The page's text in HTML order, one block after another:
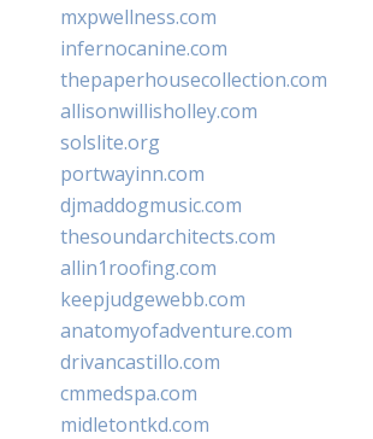
mxpwellness.com
infernocanine.com
thepaperhousecollection.com
allisonwillisholley.com
solslite.org
portwayinn.com
djmaddogmusic.com
thesoundarchitects.com
allin1roofing.com
keepjudgewebb.com
anatomyofadventure.com
drivancastillo.com
cmmedspa.com
midletontkd.com